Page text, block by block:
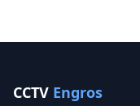
CCTV Engros